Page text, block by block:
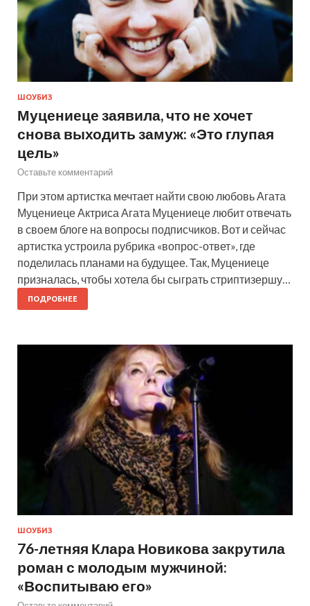
ШОУБИЗ
Муцениеце заявила, что не хочет
снова выходить замуж: «Это глупая
цель»
Оставьте комментарий
При этом артистка мечтает найти свою любовь Агата
Муцениеце Актриса Агата Муцениеце любит отвечать
в своем блоге на вопросы подписчиков. Вот и сейчас
артистка устроила рубрика «вопрос-ответ», где
поделилась планами на будущее. Так, Муцениеце
призналась, чтобы хотела бы сыграть стриптизершу…
ПОДРОБНЕЕ
ШОУБИЗ
76-летняя Клара Новикова закрутила
роман с молодым мужчиной:
«Воспитываю его»